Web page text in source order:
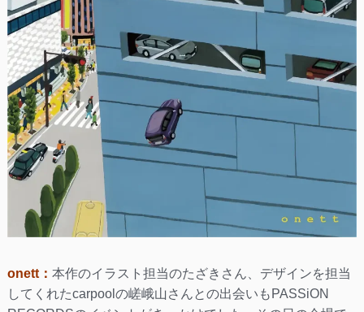
onett： 本作のイラスト担当のたざきさん、デザインを担当
してくれたcarpoolの嵯峨山さんとの出会いもPASSiON